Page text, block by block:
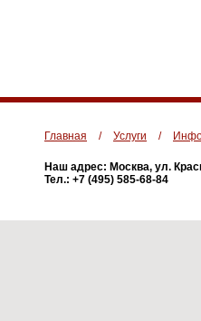
Главная / Услуги /
Наш адрес: Москва, ул.
Тел.: +7 (495) 585-68-84